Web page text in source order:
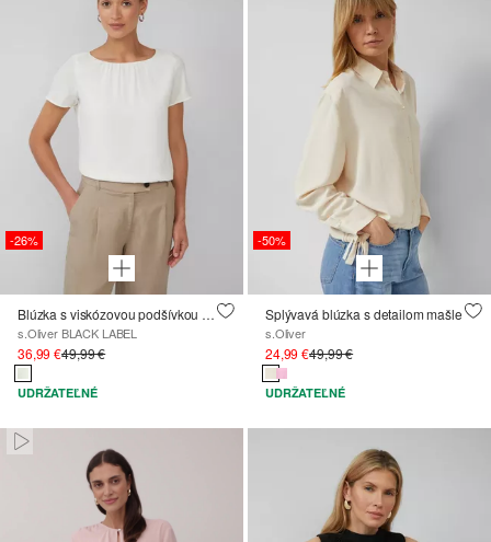
-26%
Blúzka s viskózovou podšívkou a okrúhlym výstrihom
s.Oliver BLACK LABEL
36,99 €49,99 €
UDRŽATEĽNÉ
-50%
Splývavá blúzka s detailom mašle
s.Oliver
24,99 €49,99 €
UDRŽATEĽNÉ
Paused • Muted